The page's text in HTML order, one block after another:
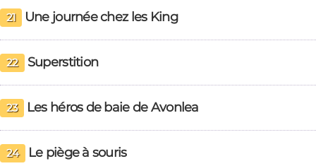
21 Une journée chez les King
22 Superstition
23 Les héros de baie de Avonlea
24 Le piège à souris